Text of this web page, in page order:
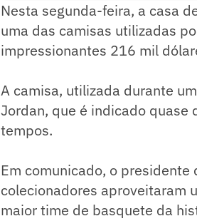
Nesta segunda-feira, a casa
uma das camisas utilizadas
impressionantes 216 mil
A camisa, utilizada durante
Jordan, que é indicado quase
tempos.
Em comunicado, o
colecionadores aproveitaram
maior time de basquete da